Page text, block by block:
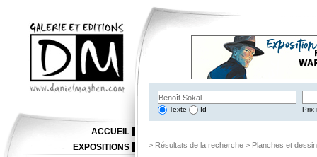
Texte Id Prix
> Résultats de la recherche > Planches et
ACCUEIL
EXPOSITIONS